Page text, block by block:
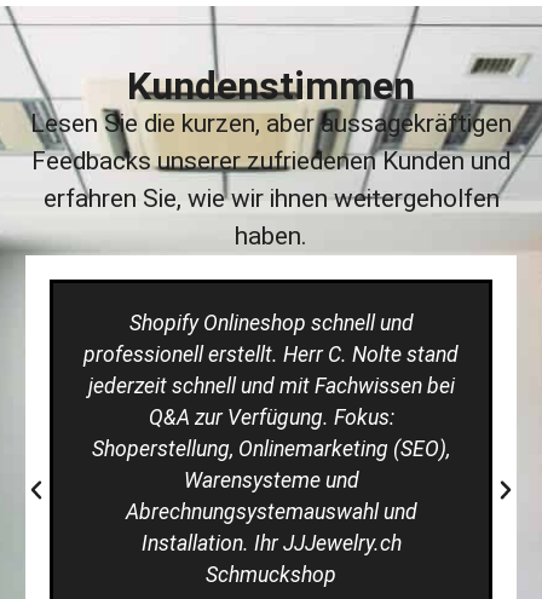
Kundenstimmen
Lesen Sie die kurzen, aber aussagekräftigen
Feedbacks unserer zufriedenen Kunden und
erfahren Sie, wie wir ihnen weitergeholfen
haben.
Shopify Onlineshop schnell und
professionell erstellt. Herr C. Nolte stand
jederzeit schnell und mit Fachwissen bei
Q&A zur Verfügung. Fokus:
Shoperstellung, Onlinemarketing (SEO),
Warensysteme und
Abrechnungsystemauswahl und
Installation. Ihr JJJewelry.ch
Schmuckshop